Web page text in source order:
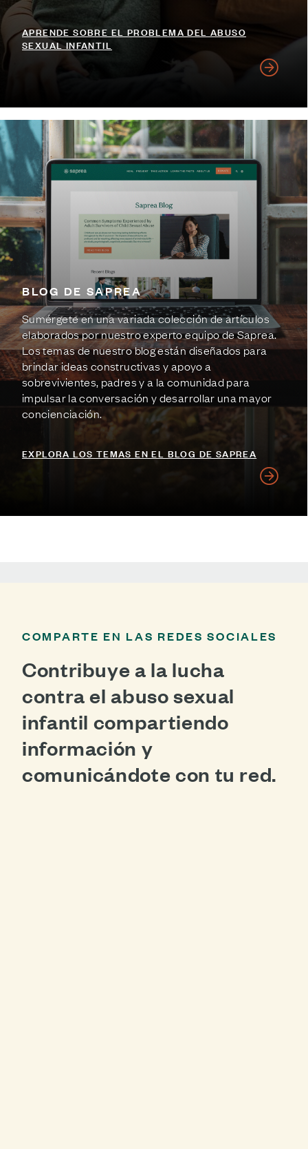
APRENDE SOBRE EL PROBLEMA DEL ABUSO
SEXUAL INFANTIL
BLOG DE SAPREA
Sumérgete en una variada colección de artículos
elaborados por nuestro experto equipo de Saprea.
Los temas de nuestro blog están diseñados para
brindar ideas constructivas y apoyo a
sobrevivientes, padres y a la comunidad para
impulsar la conversación y desarrollar una mayor
concienciación.
EXPLORA LOS TEMAS EN EL BLOG DE SAPREA
COMPARTE EN LAS REDES SOCIALES
Contribuye a la lucha
contra el abuso sexual
infantil compartiendo
información y
comunicándote con tu red.